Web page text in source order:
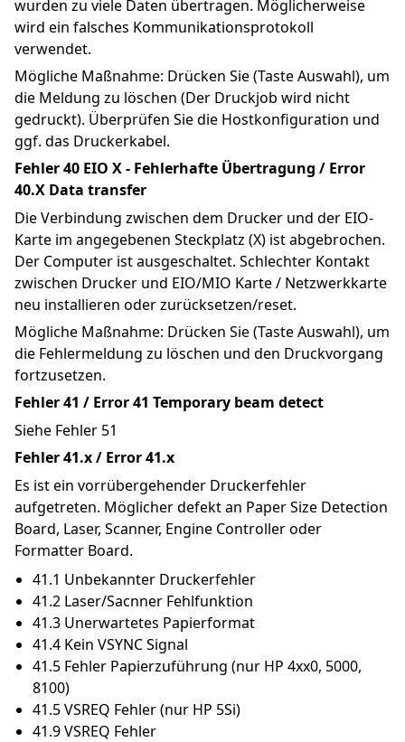
wurden zu viele Daten übertragen. Möglicherweise
wird ein falsches Kommunikationsprotokoll
verwendet.
Mögliche Maßnahme: Drücken Sie (Taste Auswahl), um
die Meldung zu löschen (Der Druckjob wird nicht
gedruckt). Überprüfen Sie die Hostkonfiguration und
ggf. das Druckerkabel.
Fehler 40 EIO X - Fehlerhafte Übertragung / Error
40.X Data transfer
Die Verbindung zwischen dem Drucker und der EIO-
Karte im angegebenen Steckplatz (X) ist abgebrochen.
Der Computer ist ausgeschaltet. Schlechter Kontakt
zwischen Drucker und EIO/MIO Karte / Netzwerkkarte
neu installieren oder zurücksetzen/reset.
Mögliche Maßnahme: Drücken Sie (Taste Auswahl), um
die Fehlermeldung zu löschen und den Druckvorgang
fortzusetzen.
Fehler 41 / Error 41 Temporary beam detect
Siehe Fehler 51
Fehler 41.x / Error 41.x
Es ist ein vorrübergehender Druckerfehler
aufgetreten. Möglicher defekt an Paper Size Detection
Board, Laser, Scanner, Engine Controller oder
Formatter Board.
41.1 Unbekannter Druckerfehler
41.2 Laser/Sacnner Fehlfunktion
41.3 Unerwartetes Papierformat
41.4 Kein VSYNC Signal
41.5 Fehler Papierzuführung (nur HP 4xx0, 5000,
8100)
41.5 VSREQ Fehler (nur HP 5Si)
41.9 VSREQ Fehler